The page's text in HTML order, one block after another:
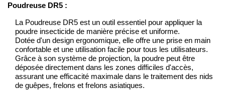
Poudreuse DR5 :
La Poudreuse DR5 est un outil essentiel pour appliquer la
poudre insecticide de manière précise et uniforme.
Dotée d'un design ergonomique, elle offre une prise en main
confortable et une utilisation facile pour tous les utilisateurs.
Grâce à son système de projection, la poudre peut être
déposée directement dans les zones difficiles d'accès,
assurant une efficacité maximale dans le traitement des nids
de guêpes, frelons et frelons asiatiques.